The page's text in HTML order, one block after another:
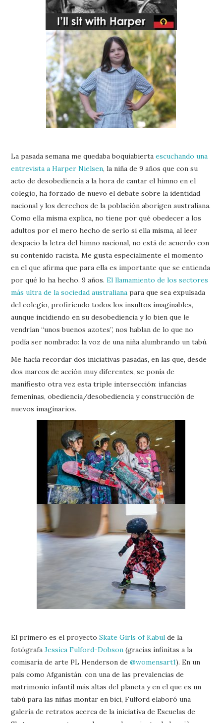
La pasada semana me quedaba boquiabiertaescuchando una
entrevista a Harper Nielsen, la niña de 9 años que con su
acto de desobediencia a la hora de cantar el himno en el
colegio, ha forzado de nuevo el debate sobre la identidad
nacional y los derechos de la población aborigen australiana.
Como ella misma explica, no tiene por qué obedecer a los
adultos por el mero hecho de serlo si ella misma, al leer
despacio la letra del himno nacional, no está de acuerdo con
su contenido racista. Me gusta especialmente el momento
en el que afirma que para ella es importante que se entienda
por qué lo ha hecho. 9 años.El llamamiento de los sectores
más ultra de la sociedad australiana para que sea expulsada
del colegio, profiriendo todos los insultos imaginables,
aunque incidiendo en su desobediencia y lo bien que le
vendrían “unos buenos azotes”, nos hablan de lo que no
podía ser nombrado: la voz de una niña alumbrando un tabú.
Me hacía recordar dos iniciativas pasadas, en las que, desde
dos marcos de acción muy diferentes, se ponía de
manifiesto otra vez esta triple intersección: infancias
femeninas, obediencia/desobediencia y construcción de
nuevos imaginarios.
El primero es el proyectoSkate Girls of Kabul de la
fotógrafaJessica Fulford-Dobson (gracias infinitas a la
comisaria de arte PL Henderson de@womensart1). En un
país como Afganistán, con una de las prevalencias de
matrimonio infantil más altas del planeta y en el que es un
tabú para las niñas montar en bici, Fulford elaboró una
galería de retratos acerca de la iniciativa de Escuelas de